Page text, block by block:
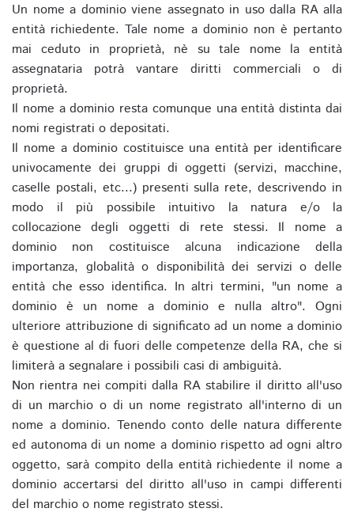
Un nome a dominio viene assegnato in uso dalla RA alla
entità richiedente. Tale nome a dominio non è pertanto
mai ceduto in proprietà, nè su tale nome la entità
assegnataria potrà vantare diritti commerciali o di
proprietà.
Il nome a dominio resta comunque una entità distinta dai
nomi registrati o depositati.
Il nome a dominio costituisce una entità per identificare
univocamente dei gruppi di oggetti (servizi, macchine,
caselle postali, etc...) presenti sulla rete, descrivendo in
modo il più possibile intuitivo la natura e/o la
collocazione degli oggetti di rete stessi. Il nome a
dominio non costituisce alcuna indicazione della
importanza, globalità o disponibilità dei servizi o delle
entità che esso identifica. In altri termini, "un nome a
dominio è un nome a dominio e nulla altro". Ogni
ulteriore attribuzione di significato ad un nome a dominio
è questione al di fuori delle competenze della RA, che si
limiterà a segnalare i possibili casi di ambiguità.
Non rientra nei compiti dalla RA stabilire il diritto all'uso
di un marchio o di un nome registrato all'interno di un
nome a dominio. Tenendo conto delle natura differente
ed autonoma di un nome a dominio rispetto ad ogni altro
oggetto, sarà compito della entità richiedente il nome a
dominio accertarsi del diritto all'uso in campi differenti
del marchio o nome registrato stessi.